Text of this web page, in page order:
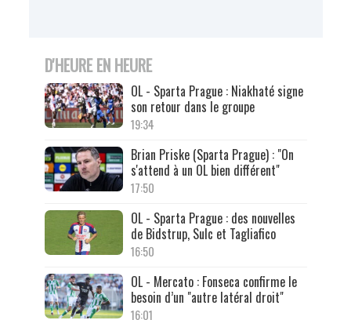
D'HEURE EN HEURE
OL - Sparta Prague : Niakhaté signe
son retour dans le groupe
19:34
Brian Priske (Sparta Prague) : "On
s'attend à un OL bien différent"
17:50
OL - Sparta Prague : des nouvelles
de Bidstrup, Sulc et Tagliafico
16:50
OL - Mercato : Fonseca confirme le
besoin d’un "autre latéral droit"
16:01